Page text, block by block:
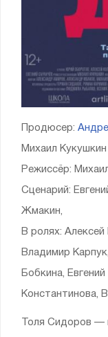
Продюсер:
Михаил Кукушкин
Режиссёр:
Сценарий:
Жмакин,
В ролях:
Владимир
Бобкина,
Константинова,
Толя Сидоров —